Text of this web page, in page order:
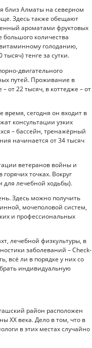
близ Алматы на северном
Здесь также обещают
ароматами фруктовых
количества
голоданию,
тенге за сутки.
двигательного
путей. Проживание в
от 22 тысяч, в коттедже – от
время, сегодня он входит в
консультации узких
– бассейн, тренажёрный
начинается от 34 тысяч
ветеранов войны и
точках. Вокруг
для лечебной ходьбы).
Здесь можно получить
мочеполовой систем,
и профессиональных
лечебной физкультуры, в
заболеваний – Check-
всё ли в порядке у них со
индивидуальную
район расположен
ХХ века. Дело в том, что в
в этих местах случайно